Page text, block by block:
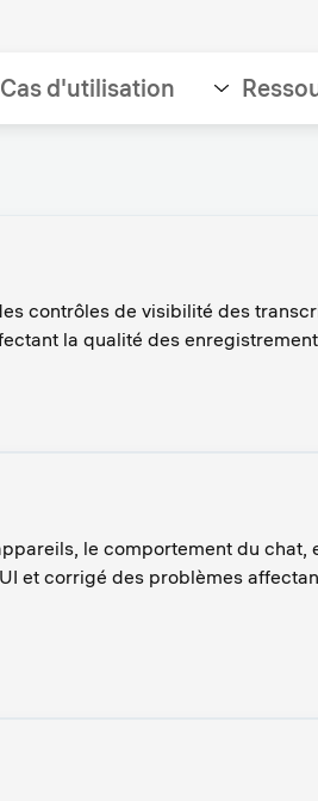
Cas d'utilisation
contrôles de visibilité des
la qualité des
le comportement du chat,
et corrigé des problèmes